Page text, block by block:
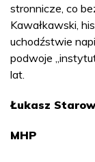
stronnicze, co
Kawałkawski,
uchodźstwie
podwoje
lat.
Łukasz
MHP